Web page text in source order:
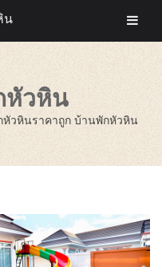
หัวหิน
วหินราคาถูก บ้านพักหัวหิน
น